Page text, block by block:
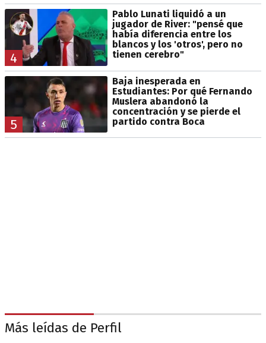
4
Pablo Lunati liquidó a un
jugador de River: "pensé que
había diferencia entre los
blancos y los 'otros', pero no
tienen cerebro"
5
Baja inesperada en
Estudiantes: Por qué Fernando
Muslera abandonó la
concentración y se pierde el
partido contra Boca
Más leídas de Perfil